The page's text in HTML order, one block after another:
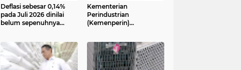
Deflasi sebesar 0,14%
pada Juli 2026 dinilai
belum sepenuhnya
Pengamat ekonomi
Center of Reform on
Economics (Core)
Kementerian
Perindustrian
(Kemenperin)
(IKM), khususnya sektor
pakaian jadi, alas kaki,
dan alat olahraga,